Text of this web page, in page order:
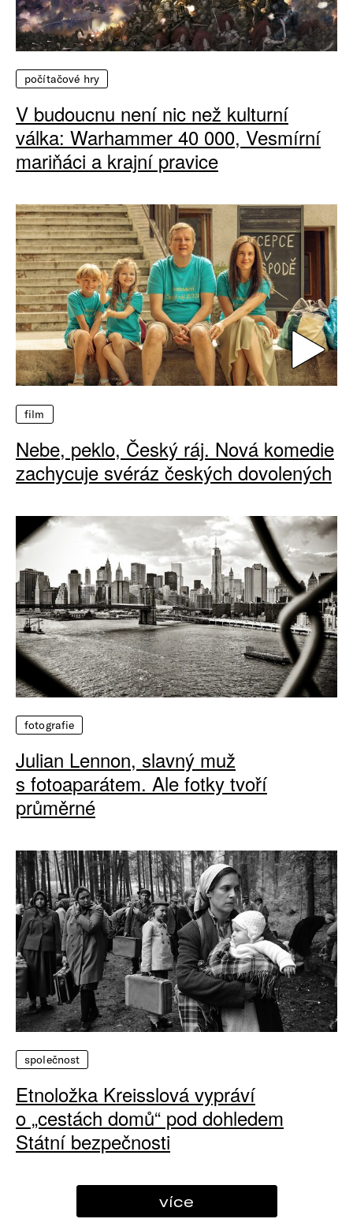
počítačové hry
V budoucnu není nic než kulturní
válka: Warhammer 40 000, Vesmírní
mariňáci a krajní pravice
film
Nebe, peklo, Český ráj. Nová komedie
zachycuje svéráz českých dovolených
fotografie
Julian Lennon, slavný muž
s fotoaparátem. Ale fotky tvoří
průměrné
společnost
Etnoložka Kreisslová vypráví
o „cestách domů“ pod dohledem
Státní bezpečnosti
více